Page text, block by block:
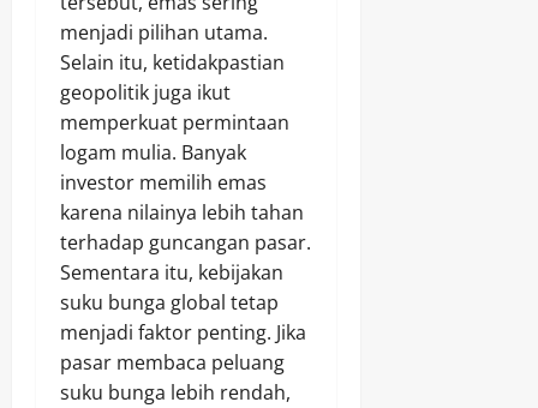
menjadi pilihan utama.
Selain itu, ketidakpastian
geopolitik juga ikut
memperkuat permintaan
logam mulia. Banyak
investor memilih emas
karena nilainya lebih tahan
terhadap guncangan pasar.
Sementara itu, kebijakan
suku bunga global tetap
menjadi faktor penting. Jika
pasar membaca peluang
suku bunga lebih rendah,